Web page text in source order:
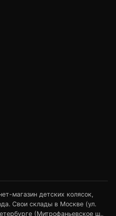
магазин детских колясок,
Свои склады в Москве (ул.
(Митрофаньевское ш.,